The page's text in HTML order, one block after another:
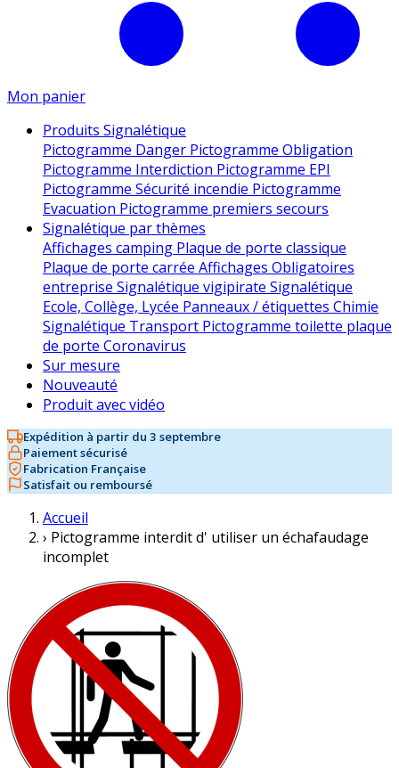
Mon panier
Produits Signalétique
Pictogramme Danger Pictogramme Obligation
Pictogramme Interdiction Pictogramme EPI
Pictogramme Sécurité incendie Pictogramme
Evacuation Pictogramme premiers secours
Signalétique par thèmes
Affichages camping Plaque de porte classique
Plaque de porte carrée Affichages Obligatoires
entreprise Signalétique vigipirate Signalétique
Ecole, Collège, Lycée Panneaux / étiquettes Chimie
Signalétique Transport Pictogramme toilette plaque
de porte Coronavirus
Sur mesure
Nouveauté
Produit avec vidéo
Expédition à partir du 3 septembre
Paiement sécurisé
Fabrication Française
Satisfait ou remboursé
Accueil
› Pictogramme interdit d' utiliser un échafaudage
incomplet